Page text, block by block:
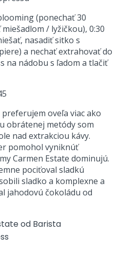
(ponechať 30
/ lyžičkou), 0:30
nasadiť sitko s
a nechať extrahovať do
na nádobu s ľadom a tlačiť
oveľa viac ako
obrátenej metódy som
nad extrakciou kávy.
pomohol vyniknúť
Carmen Estate dominujú.
pociťoval sladkú
sladko a komplexne a
jahodovú čokoládu od